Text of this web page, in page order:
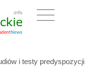
i testy predyspozycji